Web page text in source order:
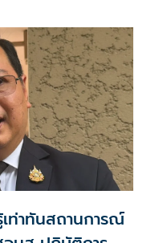
ท่าทันสถานการณ์